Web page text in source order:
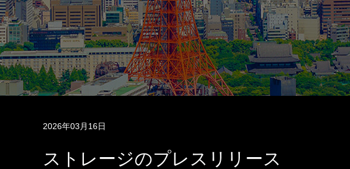
2026年03月16日
ストレージのプレスリリース